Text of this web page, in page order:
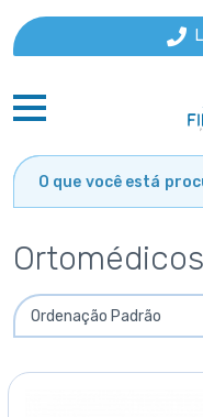
Ortomédicos